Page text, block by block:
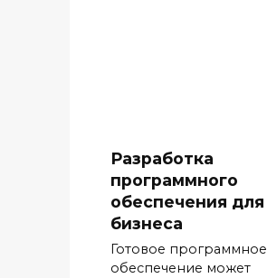
Разработка
программного
обеспечения для
бизнеса
Готовое программное
обеспечение может